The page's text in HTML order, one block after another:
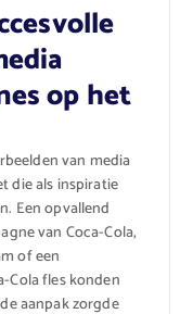
op het
van media
die als inspiratie
Een opvallend
van Coca-Cola,
of een
Cola fles konden
aanpak zorgde